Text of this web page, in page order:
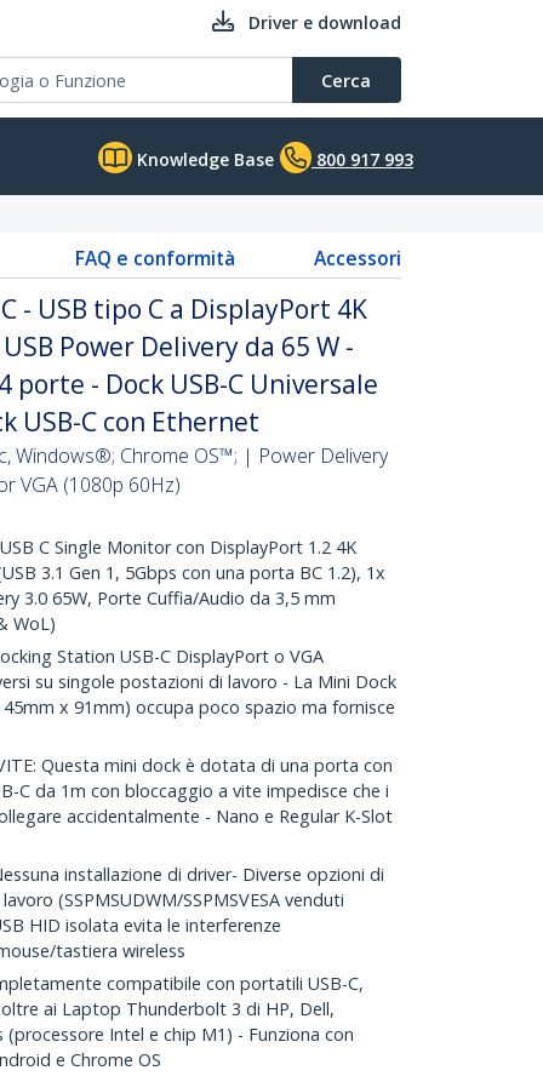
Driver e download
Cerca
Knowledge Base 800 917 993
FAQ e conformità Accessori
- USB tipo C a DisplayPort 4K
Power Delivery da 65 W -
porte - Dock USB-C Universale
USB-C con Ethernet
Windows®; Chrome OS™; | Power Delivery
VGA (1080p 60Hz)
C Single Monitor con DisplayPort 1.2 4K
3.1 Gen 1, 5Gbps con una porta BC 1.2), 1x
3.0 65W, Porte Cuffia/Audio da 3,5 mm
WoL)
Station USB-C DisplayPort o VGA
su singole postazioni di lavoro - La Mini Dock
x 91mm) occupa poco spazio ma fornisce
Questa mini dock è dotata di una porta con
C da 1m con bloccaggio a vite impedisce che i
accidentalmente - Nano e Regular K-Slot
installazione di driver- Diverse opzioni di
(SSPMSUDWM/SSPMSVESA venduti
HID isolata evita le interferenze
tastiera wireless
compatibile con portatili USB-C,
ai Laptop Thunderbolt 3 di HP, Dell,
(processore Intel e chip M1) - Funziona con
e Chrome OS